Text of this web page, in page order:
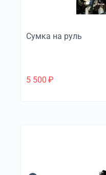
Сумка на руль
5 500 ₽